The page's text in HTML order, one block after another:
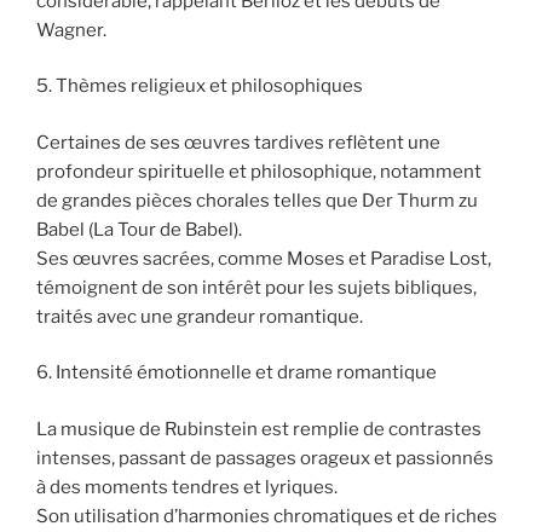
Wagner.
5. Thèmes religieux et philosophiques
Certaines de ses œuvres tardives reflètent une
profondeur spirituelle et philosophique, notamment
de grandes pièces chorales telles que Der Thurm zu
Babel (La Tour de Babel).
Ses œuvres sacrées, comme Moses et Paradise Lost,
témoignent de son intérêt pour les sujets bibliques,
traités avec une grandeur romantique.
6. Intensité émotionnelle et drame romantique
La musique de Rubinstein est remplie de contrastes
intenses, passant de passages orageux et passionnés
à des moments tendres et lyriques.
Son utilisation d’harmonies chromatiques et de riches